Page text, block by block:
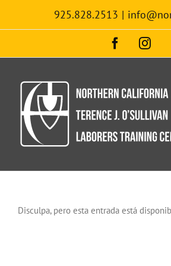
content
925.828.2513 |
Facebook
Disculpa, pero esta entrada está